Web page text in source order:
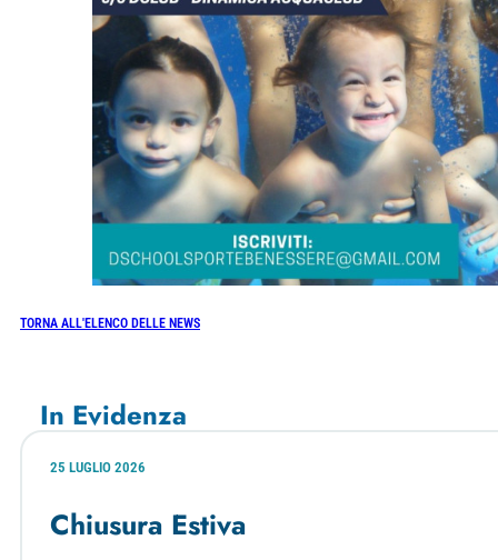
TORNA ALL'ELENCO DELLE NEWS
In Evidenza
25 LUGLIO 2026
Chiusura Estiva